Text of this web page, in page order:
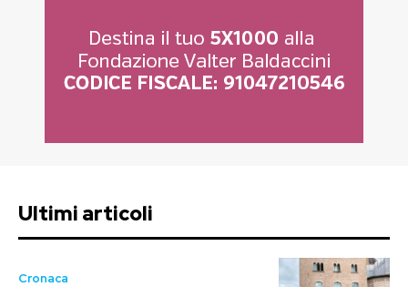
Ultimi articoli
Cronaca